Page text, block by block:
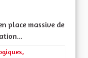
place massive de
Les transitions